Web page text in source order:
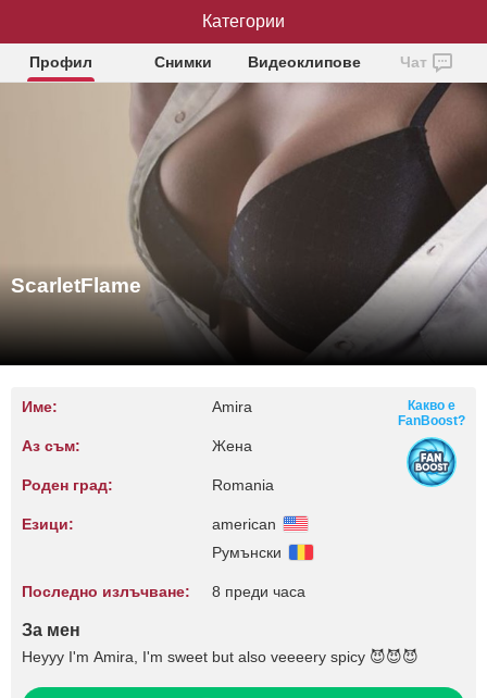
ScarletFlame
Профил Снимки Видеоклипове Чат
ScarletFlame
Име: Amira
Аз съм: Жена
Роден град: Romania
Езици:
american
Румънски
Последно излъчване: 8 преди часа
Какво е
FanBoost?
За мен
Heyyy I'm Amira, I'm sweet but also veeeery spicy 😈😈😈
Категории